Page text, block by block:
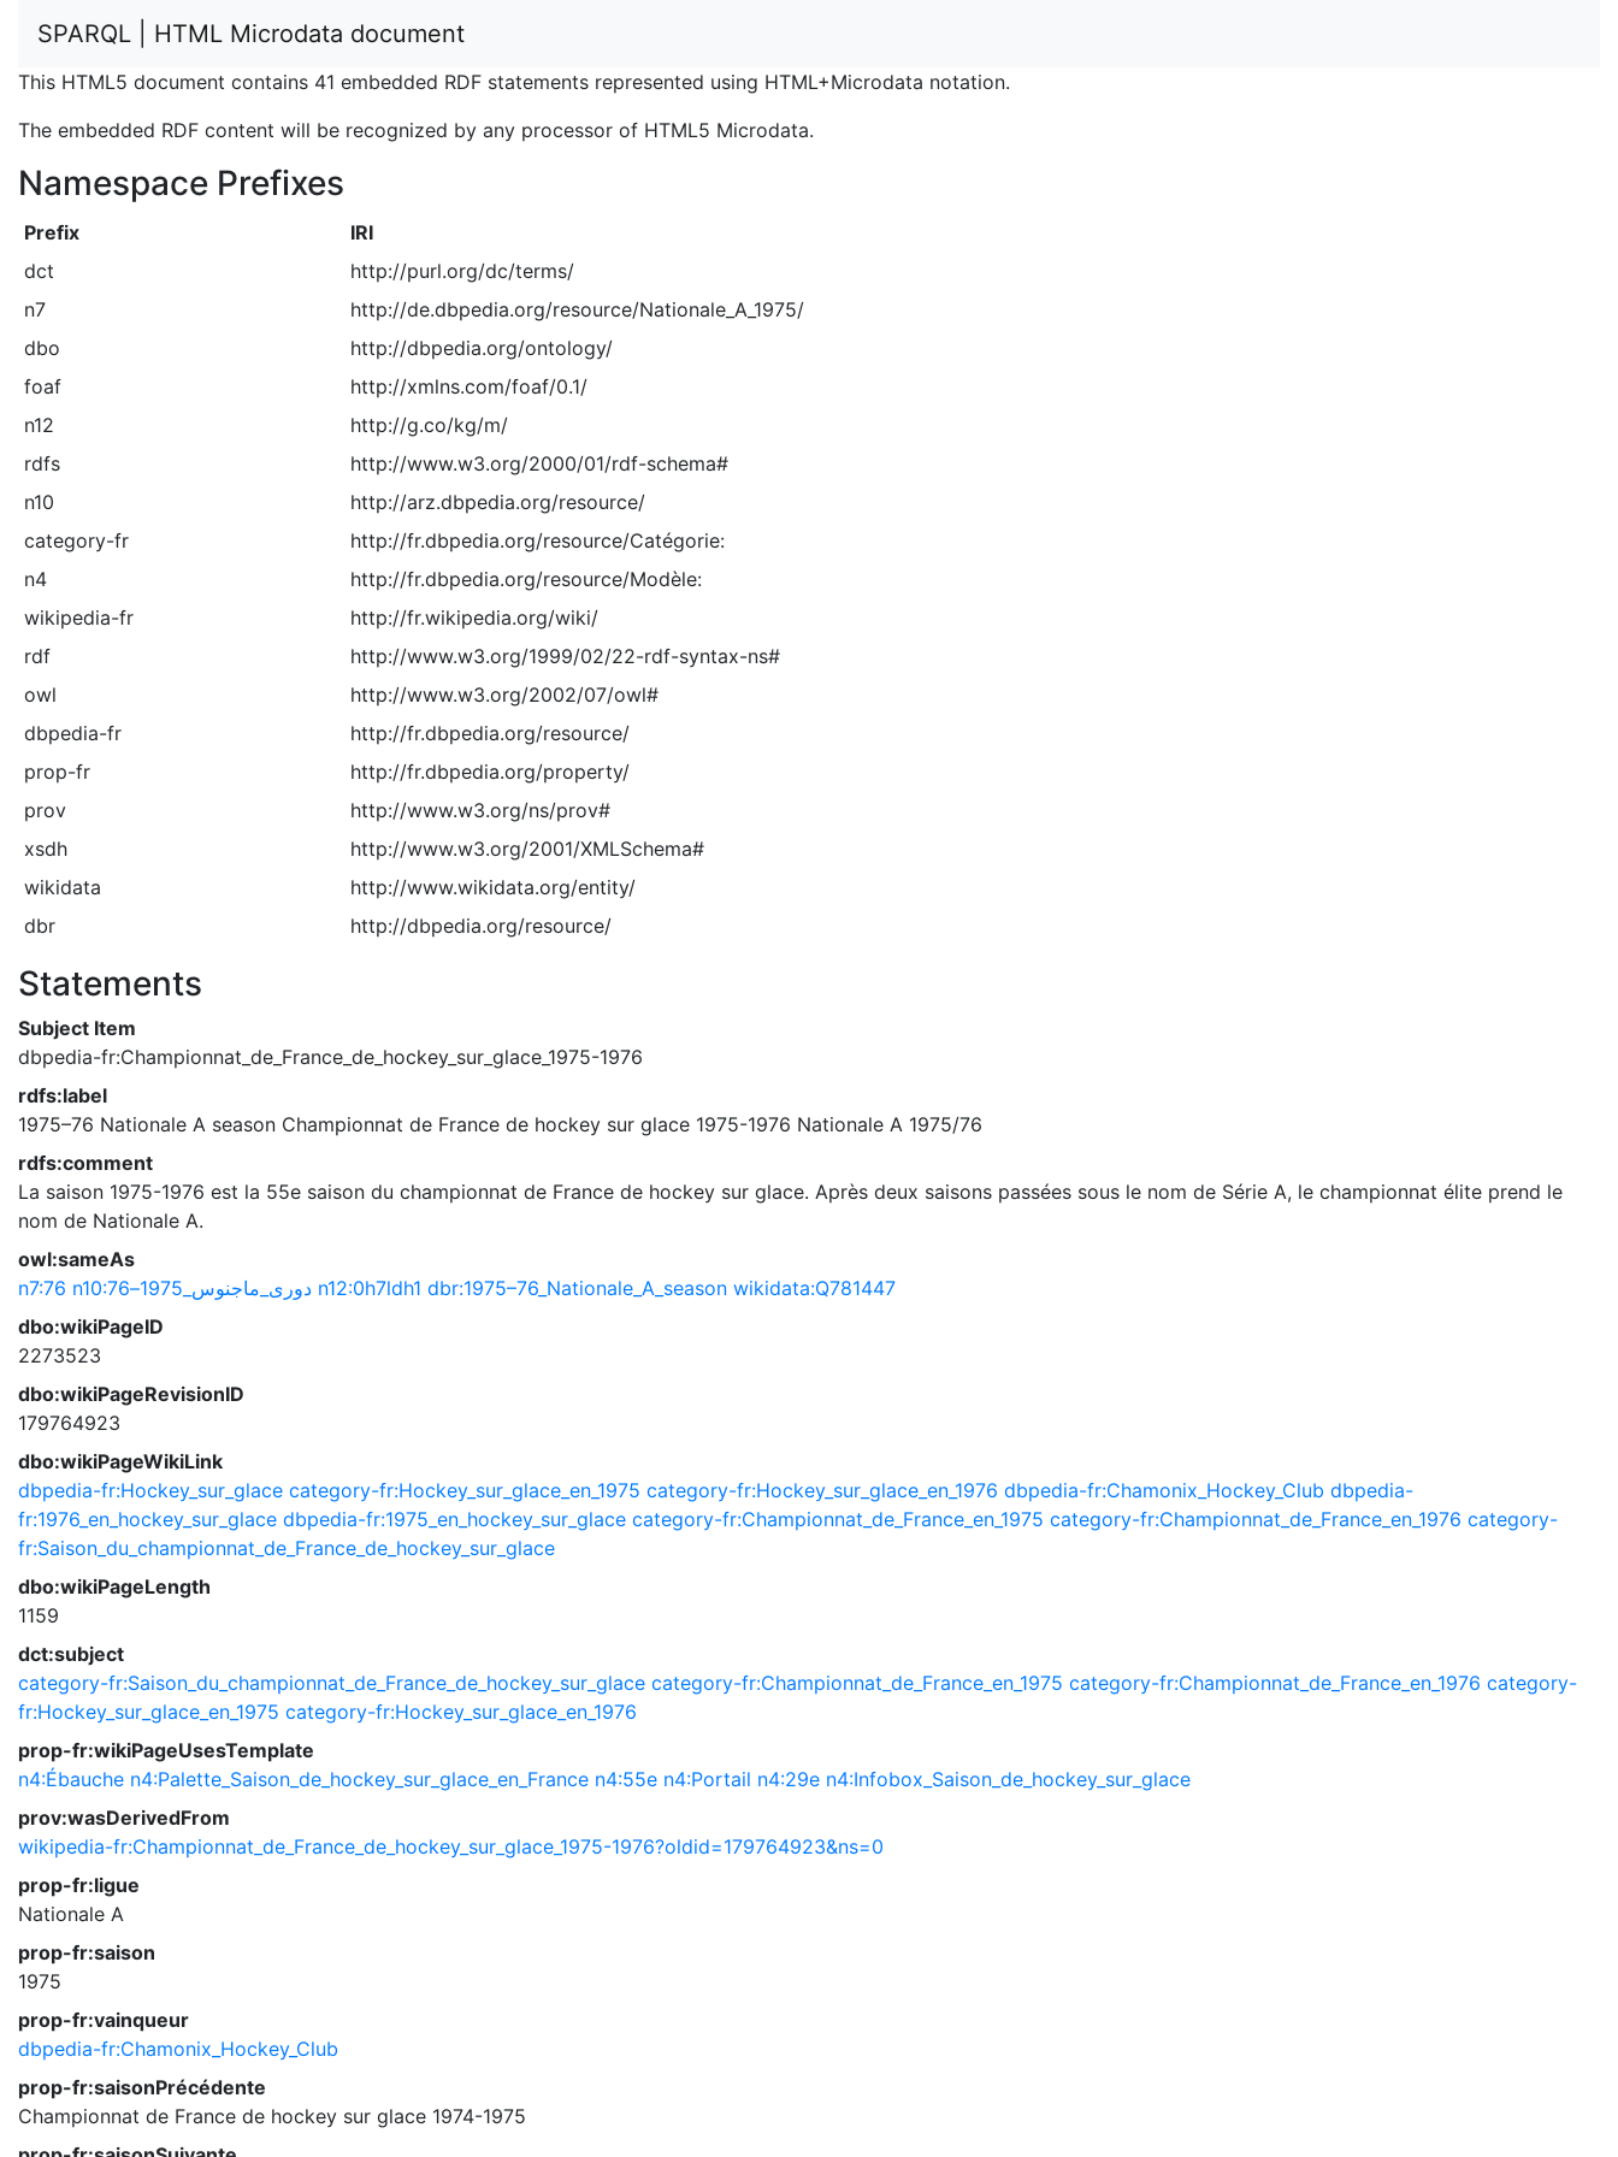
SPARQL | HTML Microdata document
This HTML5 document contains 41 embedded RDF statements represented using HTML+Microdata notation.
The embedded RDF content will be recognized by any processor of HTML5 Microdata.
Namespace Prefixes
Prefix
IRI
dct
http://purl.org/dc/terms/
n7
http://de.dbpedia.org/resource/Nationale_A_1975/
dbo
http://dbpedia.org/ontology/
foaf
http://xmlns.com/foaf/0.1/
n12
http://g.co/kg/m/
rdfs
http://www.w3.org/2000/01/rdf-schema#
n10
http://arz.dbpedia.org/resource/
category-fr
http://fr.dbpedia.org/resource/Catégorie:
n4
http://fr.dbpedia.org/resource/Modèle:
wikipedia-fr
http://fr.wikipedia.org/wiki/
rdf
http://www.w3.org/1999/02/22-rdf-syntax-ns#
owl
http://www.w3.org/2002/07/owl#
dbpedia-fr
http://fr.dbpedia.org/resource/
prop-fr
http://fr.dbpedia.org/property/
prov
http://www.w3.org/ns/prov#
xsdh
http://www.w3.org/2001/XMLSchema#
wikidata
http://www.wikidata.org/entity/
dbr
http://dbpedia.org/resource/
Statements
Subject Item
dbpedia-fr:Championnat_de_France_de_hockey_sur_glace_1975-1976
rdfs:label
1975–76 Nationale A season Championnat de France de hockey sur glace 1975-1976 Nationale A 1975/76
rdfs:comment
La saison 1975-1976 est la 55e saison du championnat de France de hockey sur glace. Après deux saisons passées sous le nom de Série A, le championnat élite prend le
nom de Nationale A.
owl:sameAs
n7:76
n10:دورى_ماجنوس_1975–76 n12:0h7ldh1 dbr:1975–76_Nationale_A_season wikidata:Q781447
dbo:wikiPageID
2273523
dbo:wikiPageRevisionID
179764923
dbo:wikiPageWikiLink
dbpedia-fr:Hockey_sur_glace category-fr:Hockey_sur_glace_en_1975 category-fr:Hockey_sur_glace_en_1976 dbpedia-fr:Chamonix_Hockey_Club dbpedia-
fr:1976_en_hockey_sur_glace dbpedia-fr:1975_en_hockey_sur_glace category-fr:Championnat_de_France_en_1975 category-fr:Championnat_de_France_en_1976 category-
fr:Saison_du_championnat_de_France_de_hockey_sur_glace
dbo:wikiPageLength
1159
dct:subject
category-fr:Saison_du_championnat_de_France_de_hockey_sur_glace category-fr:Championnat_de_France_en_1975 category-fr:Championnat_de_France_en_1976 category-
fr:Hockey_sur_glace_en_1975 category-fr:Hockey_sur_glace_en_1976
prop-fr:wikiPageUsesTemplate
n4:Ébauche n4:Palette_Saison_de_hockey_sur_glace_en_France n4:55e n4:Portail n4:29e n4:Infobox_Saison_de_hockey_sur_glace
prov:wasDerivedFrom
wikipedia-fr:Championnat_de_France_de_hockey_sur_glace_1975-1976?oldid=179764923&ns=0
prop-fr:ligue
Nationale A
prop-fr:saison
1975
prop-fr:vainqueur
dbpedia-fr:Chamonix_Hockey_Club
prop-fr:saisonPrécédente
Championnat de France de hockey sur glace 1974-1975